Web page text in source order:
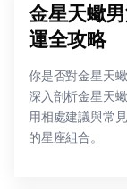
金星天蠍
運全攻略
你是否對金星天
深入剖析金星天
用相處建議與常
的星座組合。